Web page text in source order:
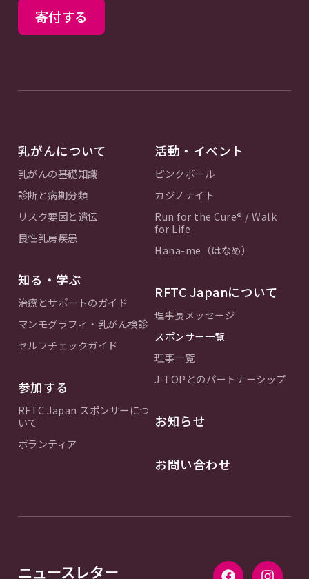
寄付する
乳がんについて
乳がんの基礎知識
診断と病期分類
リスク要因と遺伝
良性乳房疾患
知る・学ぶ
治療とサポートのガイド
マンモグラフィ・乳がん検診
セルフチェックガイド
参加する
RFTC Japan スポンサーにつ
いて
ボランティア
活動・イベント
ピンクボール
カジノナイト
Run for the Cure® / Walk
for Life
Hana-me（はなめ）
RFTC Japanについて
理事長メッセージ
スポンサー一覧
理事一覧
J-TOPとのパートナーシップ
お知らせ
お問い合わせ
ニュースレター